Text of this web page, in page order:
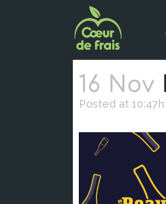
16 Nov
Posted at 10:47h